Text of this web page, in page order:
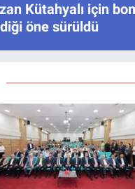
Kütahyalı için
öne sürüldü